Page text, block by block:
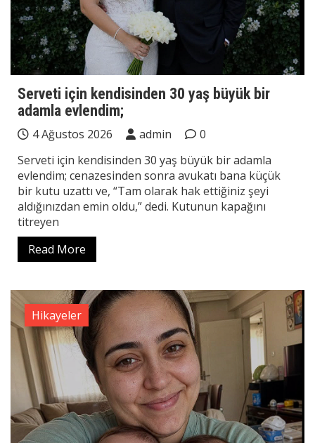
Serveti için kendisinden 30 yaş büyük bir
adamla evlendim;
4 Ağustos 2026 admin
0
Serveti için kendisinden 30 yaş büyük bir adamla
evlendim; cenazesinden sonra avukatı bana küçük
bir kutu uzattı ve, “Tam olarak hak ettiğiniz şeyi
aldığınızdan emin oldu,” dedi. Kutunun kapağını
titreyen
Read More
Hikayeler